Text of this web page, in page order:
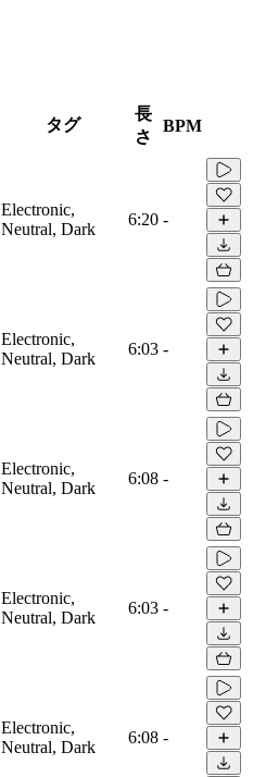
タグ
長
さ
BPM
Electronic,
Neutral, Dark
6:20 -
Electronic,
Neutral, Dark
6:03 -
Electronic,
Neutral, Dark
6:08 -
Electronic,
Neutral, Dark
6:03 -
Electronic,
Neutral, Dark
6:08 -